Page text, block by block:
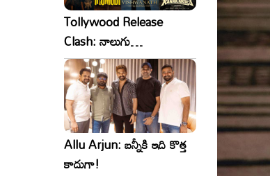
Tollywood Release
Clash: నాలుగు
సినిమాలు..ఒకేసారి..ఎందుకో?
Allu Arjun: బన్నీకి ఇది కొత్త
కాదుగా!